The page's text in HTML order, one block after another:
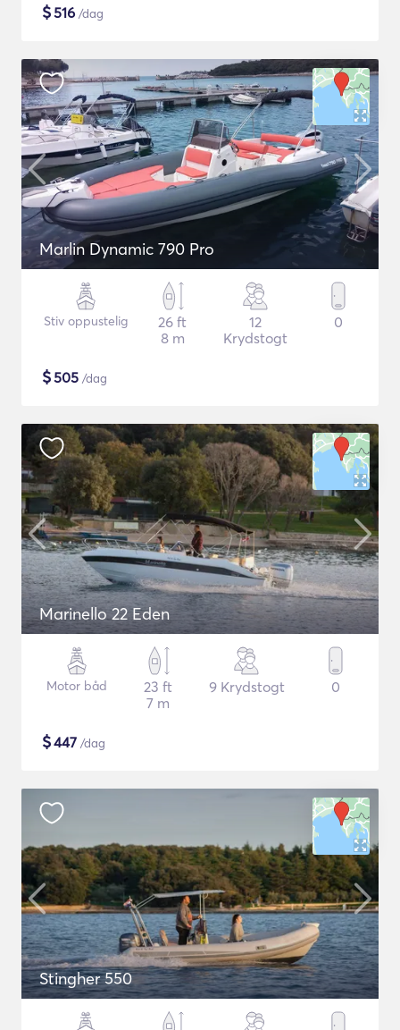
$516 /dag
Marlin Dynamic 790 Pro
Stiv oppustelig
26 ft
8 m
12
Krydstogt
0
$505 /dag
Marinello 22 Eden
Motor båd
23 ft
7 m
9 Krydstogt 0
$447 /dag
Stingher 550